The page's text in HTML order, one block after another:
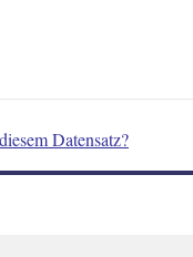
Datensatz?